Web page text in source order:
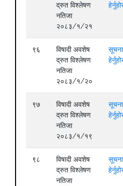
द्रुत विश्लेषण
नतिजा
२०८३/१/२१
९६
विषादी अवशेष
द्रुत विश्लेषण
नतिजा
२०८३/१/२०
सूचना
९७
विषादी अवशेष
द्रुत विश्लेषण
नतिजा
२०८३/१/१९
सूचना
९८
विषादी अवशेष
द्रुत विश्लेषण
नतिजा
सूचना